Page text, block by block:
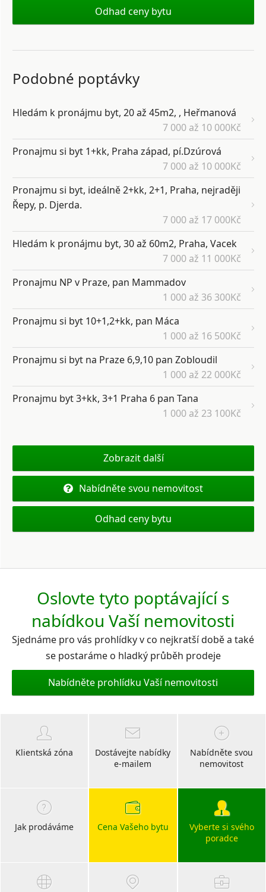
Odhad ceny bytu
Podobné poptávky
Hledám k pronájmu byt, 20 až 45m2, , Heřmanová
7 000 až 10 000Kč
Pronajmu si byt 1+kk, Praha západ, pí.Dzúrová
7 000 až 10 000Kč
Pronajmu si byt, ideálně 2+kk, 2+1, Praha, nejraději
Řepy, p. Djerda.
7 000 až 17 000Kč
Hledám k pronájmu byt, 30 až 60m2, Praha, Vacek
7 000 až 11 000Kč
Pronajmu NP v Praze, pan Mammadov
1 000 až 36 300Kč
Pronajmu si byt 10+1,2+kk, pan Máca
1 000 až 16 500Kč
Pronajmu si byt na Praze 6,9,10 pan Zobloudil
1 000 až 22 000Kč
Pronajmu byt 3+kk, 3+1 Praha 6 pan Tana
1 000 až 23 100Kč
Zobrazit další
Nabídněte svou nemovitost
Odhad ceny bytu
Oslovte tyto poptávající s
nabídkou Vaší nemovitosti
Sjednáme pro vás prohlídky v co nejkratší době a také
se postaráme o hladký průběh prodeje
Nabídněte prohlídku Vaší nemovitosti
Klientská zóna
Dostávejte nabídky
e-mailem
Nabídněte svou
nemovitost
Jak prodáváme Cena Vašeho bytu
Vyberte si svého
poradce